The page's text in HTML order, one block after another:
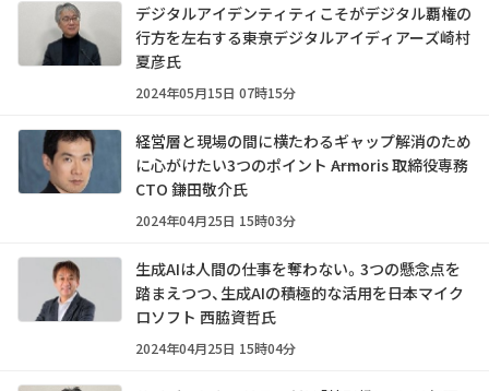
デジタルアイデンティティこそがデジタル覇権の
行方を左右する――東京デジタルアイディアーズ崎村
夏彦氏
2024年05月15日 07時15分
経営層と現場の間に横たわるギャップ解消のため
に心がけたい3つのポイント ――Armoris 取締役専務
CTO 鎌田敬介氏
2024年04月25日 15時03分
生成AIは人間の仕事を奪わない。3つの懸念点を
踏まえつつ、生成AIの積極的な活用を――日本マイク
ロソフト 西脇資哲氏
2024年04月25日 15時04分